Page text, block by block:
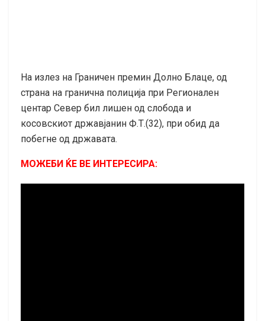
На излез на Граничен премин Долно Блаце, од
страна на гранична полиција при Регионален
центар Север бил лишен од слобода и
косовскиот државјанин Ф.Т.(32), при обид да
побегне од државата.
МОЖЕБИ ЌЕ ВЕ ИНТЕРЕСИРА: